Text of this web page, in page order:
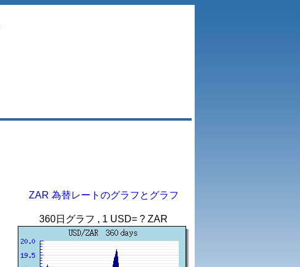
ZAR 為替レートのグラフとグラフ
360日グラフ , 1 USD= ? ZAR